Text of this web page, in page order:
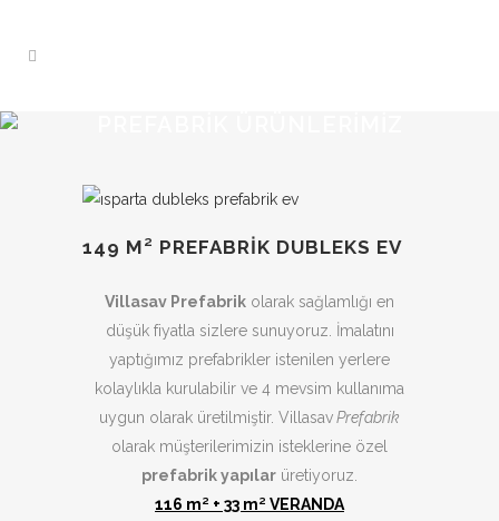
149 M² PREFABRİK DUBLEKS EV
Villasav Prefabrik olarak sağlamlığı en
düşük fiyatla sizlere sunuyoruz. İmalatını
yaptığımız prefabrikler istenilen yerlere
kolaylıkla kurulabilir ve 4 mevsim kullanıma
uygun olarak üretilmiştir. VillasavPrefabrik
olarak müşterilerimizin isteklerine özel
prefabrik yapılar üretiyoruz.
116 m² + 33 m² VERANDA